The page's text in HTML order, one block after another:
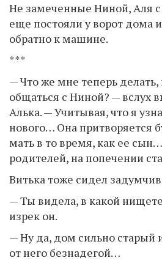
Не замеченные Ниной, Аля
еще постояли у ворот дома
обратно к машине.
***
— Что же мне теперь
общаться с Ниной? — вслух
Алька. — Учитывая, что я
нового… Она притворяется
мать в то время, как ее сын…
родителей, на попечении
Витька тоже сидел
— Ты видела, в какой
изрек он.
— Ну да, дом сильно старый
от него безнадегой…